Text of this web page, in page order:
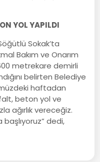
YOL YAPILDI
Sokak’ta
Bakım ve Onarım
metrekare demirli
belirten Belediye
haftadan
beton yol ve
ağırlık vereceğiz.
başlıyoruz” dedi,